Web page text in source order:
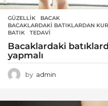
GÜZELLIK BACAK
BACAKLARDAKI BATIKLARDAN
BATIK
,TEDAVI
Bacaklardaki
yapmalı
by admin